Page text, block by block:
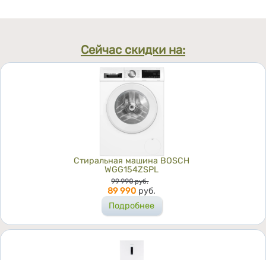
Сейчас скидки на:
Стиральная машина BOSCH
WGG154ZSPL
Цена
99 990 руб.
89 990 руб.
Подробнее